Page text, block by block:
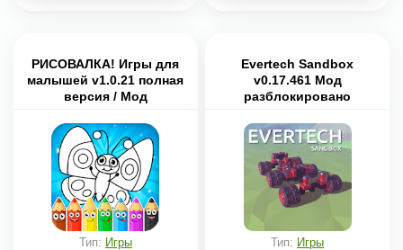
РИСОВАЛКА! Игры для
малышей v1.0.21 полная
версия / Мод
Тип: Игры
Evertech Sandbox
v0.17.461 Мод
разблокировано
Тип: Игры